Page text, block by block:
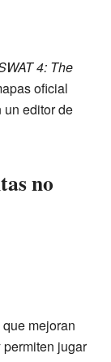
4: The
oficial
un editor de
no
mejoran
jugar